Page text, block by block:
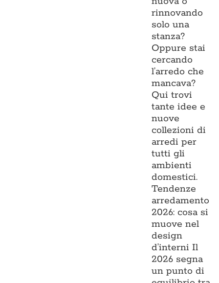
rinnovando
solo una
stanza?
Oppure stai
cercando
l’arredo che
mancava?
Qui trovi
tante idee e
nuove
collezioni di
arredi per
tutti gli
ambienti
domestici.
Tendenze
arredamento
2026: cosa si
muove nel
design
d’interni Il
2026 segna
un punto di